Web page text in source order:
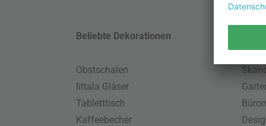
Beliebte Dekorationen
Obstschalen
Iittala Gläser
Tabletttisch
Kaffeebecher